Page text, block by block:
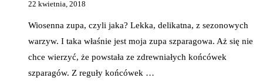
22 kwietnia, 2018
Wiosenna zupa, czyli jaka? Lekka, delikatna, z sezonowych
warzyw. I taka właśnie jest moja zupa szparagowa. Aż się nie
chce wierzyć, że powstała ze zdrewniałych końcówek
szparagów. Z reguły końcówek …